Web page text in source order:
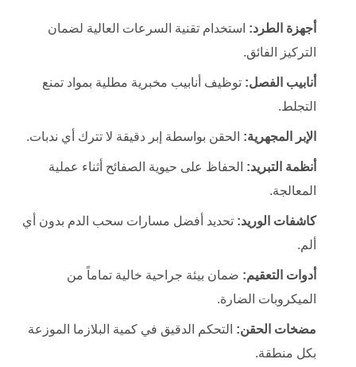
أجهزة الطرد: استخدام تقنية السرعات العالية لضمان
التركيز الفائق.
أنابيب الفصل: توظيف أنابيب مخبرية مطلية بمواد تمنع
التجلط.
الإبر المجهرية: الحقن بواسطة إبر دقيقة لا تترك أي ندبات.
أنظمة التبريد: الحفاظ على حيوية الصفائح أثناء عملية
المعالجة.
كاشفات الوريد: تحديد أفضل مسارات سحب الدم بدون أي
ألم.
أدوات التعقيم: ضمان بيئة جراحية خالية تماماً من
الميكروبات الضارة.
مضخات الحقن: التحكم الدقيق في كمية البلازما الموزعة
بكل منطقة.